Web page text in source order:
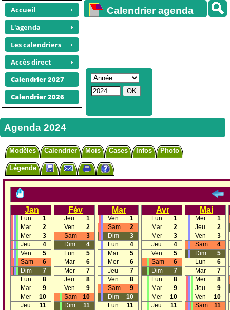
Accueil
L'agenda
Les calendriers
Accès direct
Calendrier 2027
Calendrier 2026
Calendrier agenda
Agenda 2024
Modèles Calendrier Mois Cases Infos Photo
Légende
Jan
Lun
1
Mar
2
Mer
3
Jeu
4
Ven
5
Sam
6
Dim
7
Lun
8
Mar
9
Mer
10
Jeu
11
Fév
Jeu
1
Ven
2
Sam
3
Dim
4
Lun
5
Mar
6
Mer
7
Jeu
8
Ven
9
Sam
10
Dim
11
Mar
Ven
1
Sam
2
Dim
3
Lun
4
Mar
5
Mer
6
Jeu
7
Ven
8
Sam
9
Dim
10
Lun
11
Avr
Lun
1
Mar
2
Mer
3
Jeu
4
Ven
5
Sam
6
Dim
7
Lun
8
Mar
9
Mer
10
Jeu
11
Mai
Mer
1
Jeu
2
Ven
3
Sam
4
Dim
5
Lun
6
Mar
7
Mer
8
Jeu
9
Ven
10
Sam
11